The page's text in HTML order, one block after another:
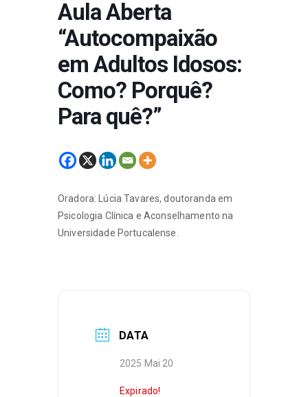
Aula Aberta
“Autocompaixão
em Adultos Idosos:
Como? Porquê?
Para quê?”
Oradora: Lúcia Tavares, doutoranda em
Psicologia Clínica e Aconselhamento na
Universidade Portucalense.
DATA
2025 Mai 20
Expirado!